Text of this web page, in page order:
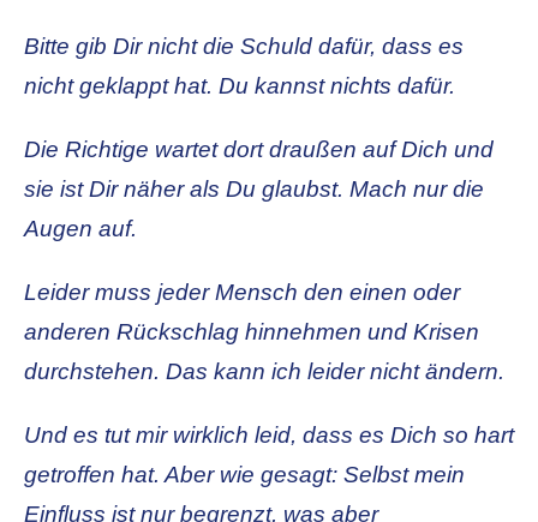
Bitte gib Dir nicht die Schuld dafür, dass es
nicht geklappt hat. Du kannst nichts dafür.
Die Richtige wartet dort draußen auf Dich und
sie ist Dir näher als Du glaubst. Mach nur die
Augen auf.
Leider muss jeder Mensch den einen oder
anderen Rückschlag hinnehmen und Krisen
durchstehen. Das kann ich leider nicht ändern.
Und es tut mir wirklich leid, dass es Dich so hart
getroffen hat. Aber wie gesagt: Selbst mein
Einfluss ist nur begrenzt, was aber